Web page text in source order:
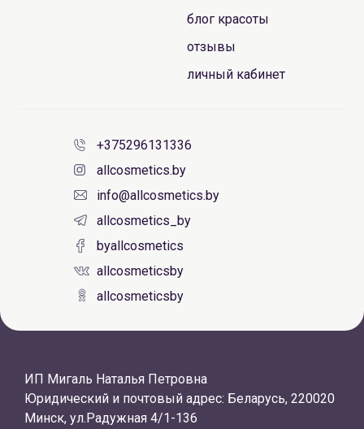
блог красоты
отзывы
личный кабинет
+375296131336
allcosmetics.by
info@allcosmetics.by
allcosmetics_by
byallcosmetics
allcosmeticsby
allcosmeticsby
ИП Мигаль Наталья Петровна
Юридический и почтовый адрес: Беларусь, 220020
Минск, ул.Радужная 4/1-136